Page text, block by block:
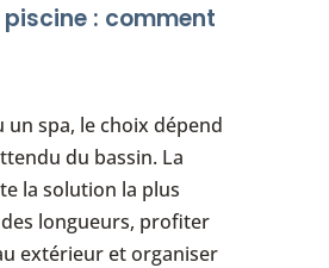
: comment
un spa, le choix dépend
du bassin. La
la solution la plus
longueurs, profiter
extérieur et organiser